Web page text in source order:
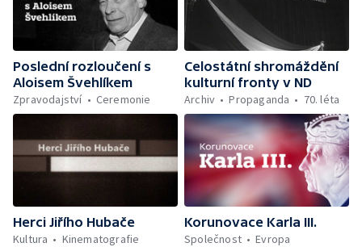
Poslední rozloučení s
Aloisem Švehlíkem
Zpravodajství
Ceremonie
Celostátní shromáždění
kulturní fronty v ND
Archiv
Propaganda 70. léta
Herci Jiřího Hubače
Kultura
Kinematografie
Korunovace Karla III.
Společnost
Evropa